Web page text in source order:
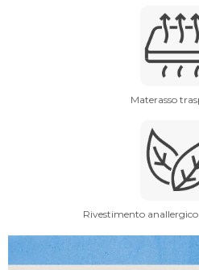
Materasso
Rivestimento